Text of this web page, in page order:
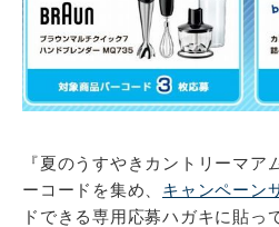
『夏のうすやきカントリーマア
ーコードを集め、 キャンペーン
ドできる専用応募ハガキに貼っ